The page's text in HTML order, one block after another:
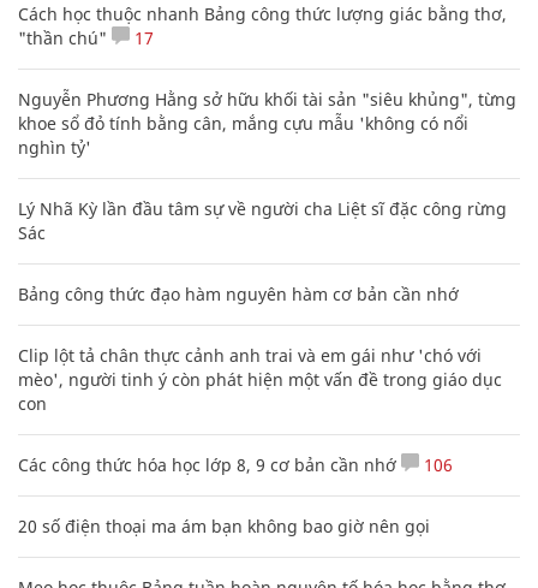
Cách học thuộc nhanh Bảng công thức lượng giác bằng thơ,
"thần chú"
17
Nguyễn Phương Hằng sở hữu khối tài sản "siêu khủng", từng
khoe sổ đỏ tính bằng cân, mắng cựu mẫu 'không có nổi
nghìn tỷ'
Lý Nhã Kỳ lần đầu tâm sự về người cha Liệt sĩ đặc công rừng
Sác
Bảng công thức đạo hàm nguyên hàm cơ bản cần nhớ
Clip lột tả chân thực cảnh anh trai và em gái như 'chó với
mèo', người tinh ý còn phát hiện một vấn đề trong giáo dục
con
Các công thức hóa học lớp 8, 9 cơ bản cần nhớ 106
20 số điện thoại ma ám bạn không bao giờ nên gọi